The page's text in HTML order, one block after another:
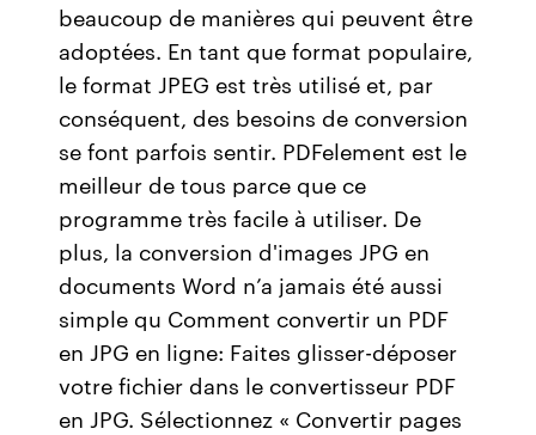
beaucoup de manières qui peuvent être
adoptées. En tant que format populaire,
le format JPEG est très utilisé et, par
conséquent, des besoins de conversion
se font parfois sentir. PDFelement est le
meilleur de tous parce que ce
programme très facile à utiliser. De
plus, la conversion d'images JPG en
documents Word n’a jamais été aussi
simple qu Comment convertir un PDF
en JPG en ligne: Faites glisser-déposer
votre fichier dans le convertisseur PDF
en JPG. Sélectionnez « Convertir pages